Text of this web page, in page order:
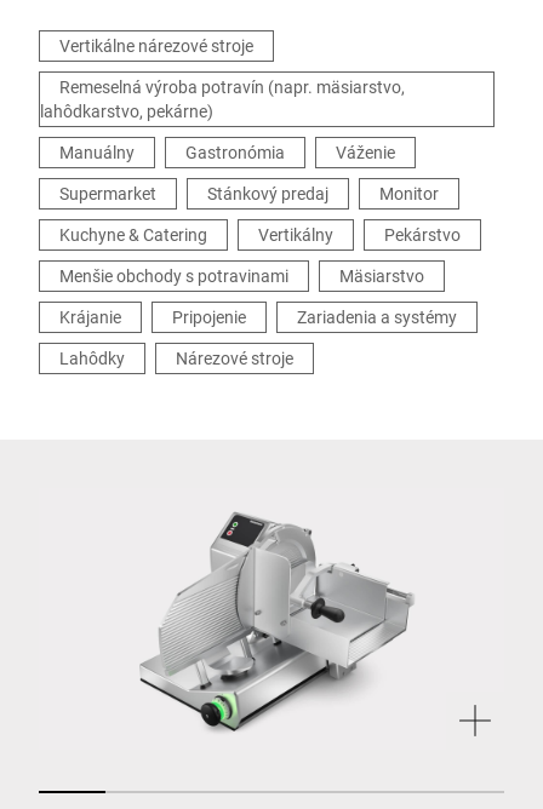
Vertikálne nárezové stroje
Remeselná výroba potravín (napr. mäsiarstvo,
lahôdkarstvo, pekárne)
Manuálny
Gastronómia
Váženie
Supermarket
Stánkový predaj
Monitor
Kuchyne & Catering
Vertikálny
Pekárstvo
Menšie obchody s potravinami
Mäsiarstvo
Krájanie
Pripojenie
Zariadenia a systémy
Lahôdky
Nárezové stroje